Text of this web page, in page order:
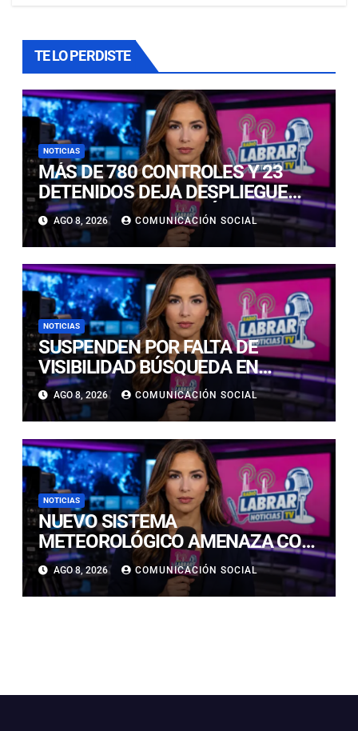
TE LO PERDISTE
NOTICIAS
MÁS DE 780 CONTROLES Y 23
DETENIDOS DEJA DESPLIEGUE
POLICIAL EN COPIAPÓ Y CALDERA
AGO 8, 2026 COMUNICACIÓN SOCIAL
NOTICIAS
SUSPENDEN POR FALTA DE
VISIBILIDAD BÚSQUEDA EN
CALDERILLA: OPERATIVO SE
RETOMARÁ ESTE DOMINGO
AGO 8, 2026 COMUNICACIÓN SOCIAL
NOTICIAS
NUEVO SISTEMA
METEOROLÓGICO AMENAZA CON
LLUVIAS, NIEVE Y TORMENTAS
ELÉCTRICAS EN ATACAMA
AGO 8, 2026 COMUNICACIÓN SOCIAL